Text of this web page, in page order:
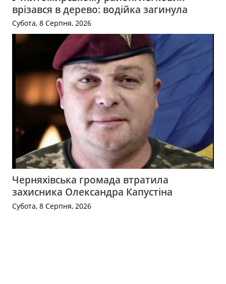
врізався в дерево: водійка загинула
Субота, 8 Серпня, 2026
Черняхівська громада втратила
захисника Олександра Капустіна
Субота, 8 Серпня, 2026